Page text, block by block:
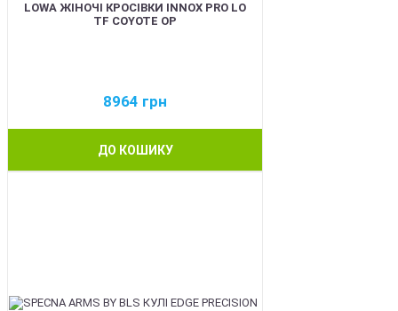
LOWA ЖІНОЧІ КРОСІВКИ INNOX PRO LO
TF COYOTE OP
8964 грн
ДО КОШИКУ